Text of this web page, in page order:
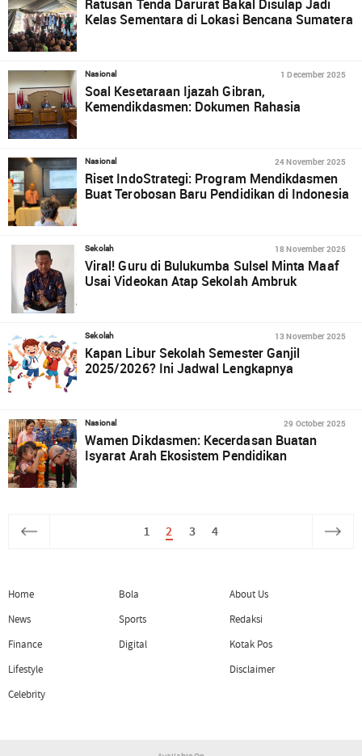
Ratusan Tenda Darurat Bakal Disulap Jadi
Kelas Sementara di Lokasi Bencana Sumatera
Nasional 1 December 2025
Soal Kesetaraan Ijazah Gibran,
Kemendikdasmen: Dokumen Rahasia
Nasional 24 November 2025
Riset IndoStrategi: Program Mendikdasmen
Buat Terobosan Baru Pendidikan di Indonesia
Sekolah 18 November 2025
Viral! Guru di Bulukumba Sulsel Minta Maaf
Usai Videokan Atap Sekolah Ambruk
Sekolah 13 November 2025
Kapan Libur Sekolah Semester Ganjil
2025/2026? Ini Jadwal Lengkapnya
Nasional 29 October 2025
Wamen Dikdasmen: Kecerdasan Buatan
Isyarat Arah Ekosistem Pendidikan
1 2 3 4
Home
News
Finance
Lifestyle
Celebrity
Bola
Sports
Digital
About Us
Redaksi
Kotak Pos
Disclaimer